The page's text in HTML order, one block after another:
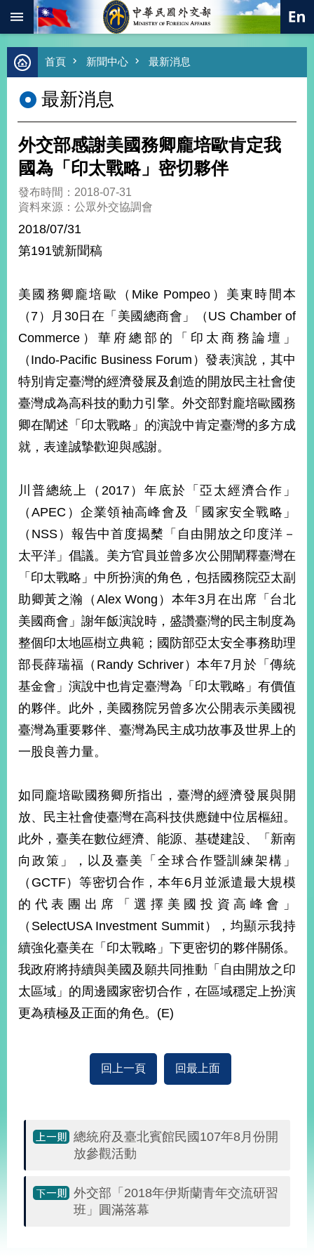
跳到主要內容區塊
進
階
尋
熱
總
合
外
價
外
交
經
濟
不
落
國
海
和
平
照
回
首
頁
網
站
導
覽
於
本
部
新
聞
中
心
外
交
國
家
與
地
國
際
播
政
府
資
服
本
部
網
首頁 新聞中心 最新消息
最新消息
外交部感謝美國務卿龐培歐肯定我
國為「印太戰略」密切夥伴
發布時間：2018-07-31
資料來源：公眾外交協調會
2018/07/31
第191號新聞稿
美國務卿龐培歐（Mike Pompeo）美東時間本
（7）月30日在「美國總商會」（US Chamber of
Commerce）華府總部的「印太商務論壇」
（Indo-Pacific Business Forum）發表演說，其中
特別肯定臺灣的經濟發展及創造的開放民主社會使
臺灣成為高科技的動力引擎。外交部對龐培歐國務
卿在闡述「印太戰略」的演說中肯定臺灣的多方成
就，表達誠摯歡迎與感謝。
川普總統上（2017）年底於「亞太經濟合作」
（APEC）企業領袖高峰會及「國家安全戰略」
（NSS）報告中首度揭櫫「自由開放之印度洋－
太平洋」倡議。美方官員並曾多次公開闡釋臺灣在
「印太戰略」中所扮演的角色，包括國務院亞太副
助卿黃之瀚（Alex Wong）本年3月在出席「台北
美國商會」謝年飯演說時，盛讚臺灣的民主制度為
整個印太地區樹立典範；國防部亞太安全事務助理
部長薛瑞福（Randy Schriver）本年7月於「傳統
基金會」演說中也肯定臺灣為「印太戰略」有價值
的夥伴。此外，美國務院另曾多次公開表示美國視
臺灣為重要夥伴、臺灣為民主成功故事及世界上的
一股良善力量。
如同龐培歐國務卿所指出，臺灣的經濟發展與開
放、民主社會使臺灣在高科技供應鏈中位居樞紐。
此外，臺美在數位經濟、能源、基礎建設、「新南
向政策」，以及臺美「全球合作暨訓練架構」
（GCTF）等密切合作，本年6月並派遣最大規模
的代表團出席「選擇美國投資高峰會」
（SelectUSA Investment Summit），均顯示我持
續強化臺美在「印太戰略」下更密切的夥伴關係。
我政府將持續與美國及願共同推動「自由開放之印
太區域」的周邊國家密切合作，在區域穩定上扮演
更為積極及正面的角色。(E)
回上一頁 回最上面
總統府及臺北賓館民國107年8月份開
放參觀活動
外交部「2018年伊斯蘭青年交流研習
班」圓滿落幕